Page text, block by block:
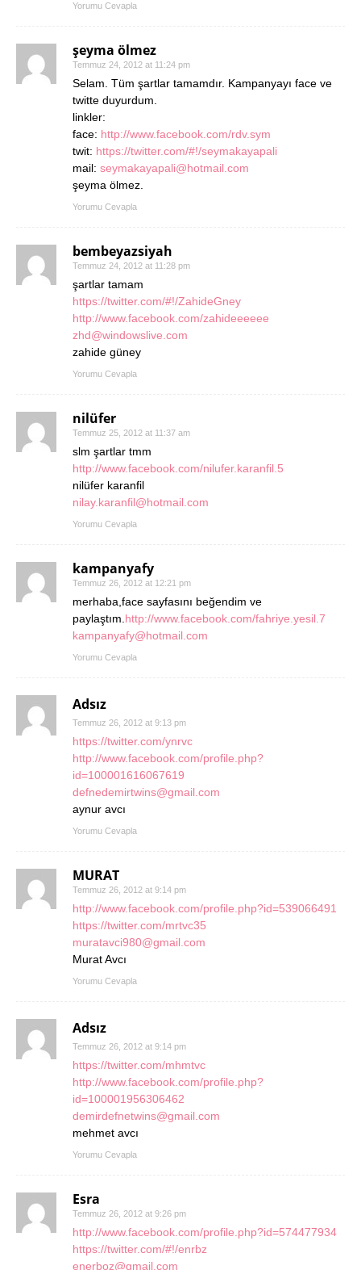
Yorumu Cevapla
şeyma ölmez
Temmuz 24, 2012 at 11:24 pm
Selam. Tüm şartlar tamamdır. Kampanyayı face ve
twitte duyurdum.
linkler:
face: http://www.facebook.com/rdv.sym
twit: https://twitter.com/#!/seymakayapali
mail: seymakayapali@hotmail.com
şeyma ölmez.
Yorumu Cevapla
bembeyazsiyah
Temmuz 24, 2012 at 11:28 pm
şartlar tamam
https://twitter.com/#!/ZahideGney
http://www.facebook.com/zahideeeeee
zhd@windowslive.com
zahide güney
Yorumu Cevapla
nilüfer
Temmuz 25, 2012 at 11:37 am
slm şartlar tmm
http://www.facebook.com/nilufer.karanfil.5
nilüfer karanfil
nilay.karanfil@hotmail.com
Yorumu Cevapla
kampanyafy
Temmuz 26, 2012 at 12:21 pm
merhaba,face sayfasını beğendim ve
paylaştım. http://www.facebook.com/fahriye.yesil.7
kampanyafy@hotmail.com
Yorumu Cevapla
Adsız
Temmuz 26, 2012 at 9:13 pm
https://twitter.com/ynrvc
http://www.facebook.com/profile.php?
id=100001616067619
defnedemirtwins@gmail.com
aynur avcı
Yorumu Cevapla
MURAT
Temmuz 26, 2012 at 9:14 pm
http://www.facebook.com/profile.php?id=539066491
https://twitter.com/mrtvc35
muratavci980@gmail.com
Murat Avcı
Yorumu Cevapla
Adsız
Temmuz 26, 2012 at 9:14 pm
https://twitter.com/mhmtvc
http://www.facebook.com/profile.php?
id=100001956306462
demirdefnetwins@gmail.com
mehmet avcı
Yorumu Cevapla
Esra
Temmuz 26, 2012 at 9:26 pm
http://www.facebook.com/profile.php?id=574477934
https://twitter.com/#!/enrbz
enerboz@gmail.com